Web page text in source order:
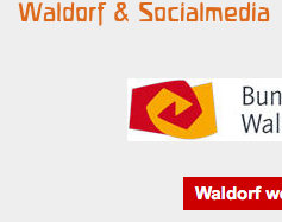
Waldorf & Socialmedia